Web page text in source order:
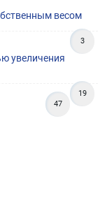
весом
3
увеличения
19
47